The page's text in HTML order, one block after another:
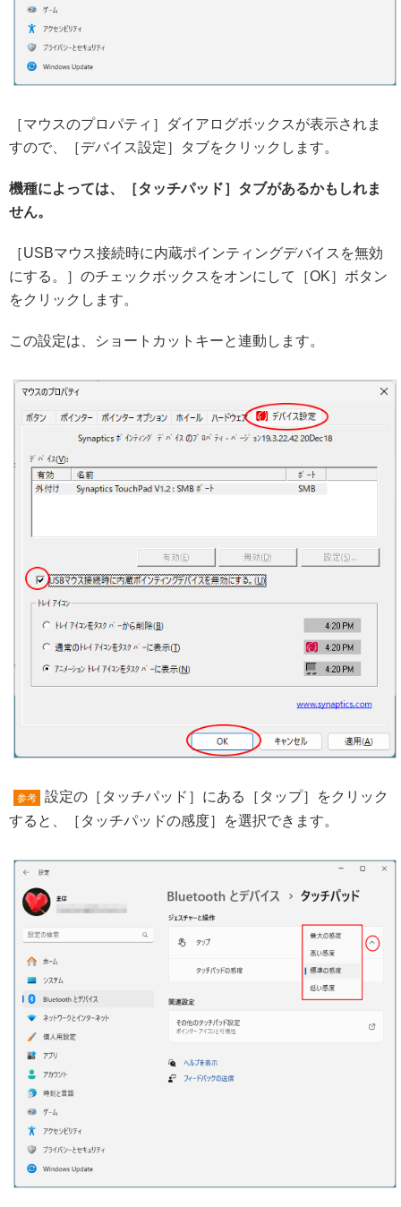
［マウスのプロパティ］ダイアログボックスが表示されま
すので、［デバイス設定］タブをクリックします。
機種によっては、［タッチパッド］タブがあるかもしれま
せん。
［USBマウス接続時に内蔵ポインティングデバイスを無効
にする。］のチェックボックスをオンにして［OK］ボタン
をクリックします。
この設定は、ショートカットキーと連動します。
参考
設定の［タッチパッド］にある［タップ］をクリック
すると、［タッチパッドの感度］を選択できます。